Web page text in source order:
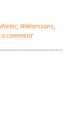
, Wiktorssons,
a comment